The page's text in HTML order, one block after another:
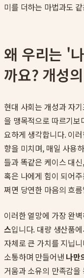
미를 더하는 마법과도
왜 우리는 '
까요? 개성
현대 사회는 개성과 자
을 맹목적으로 따르기
요하게 생각합니다. 이
향을 미치며, 매일 사용
들과 똑같은 케이스 대
혹은 나에게 힘이 되어
쩌면 당연한 마음의 흐
이러한 열망에 가장 완
스입니다. 대량 생산품
자체로 큰 가치를 지닙
소통하며 만들어낸 나만
거움과 소유의 만족감